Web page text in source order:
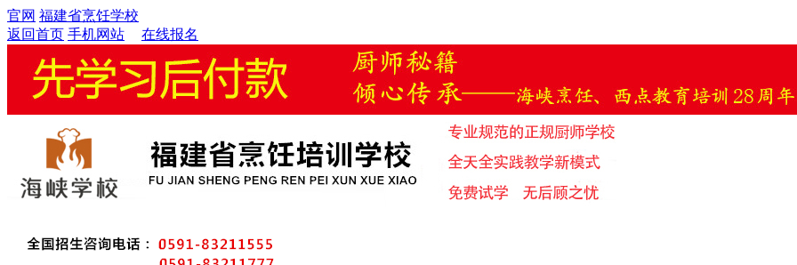
官网 福建省烹饪学校
返回首页 手机网站 在线报名